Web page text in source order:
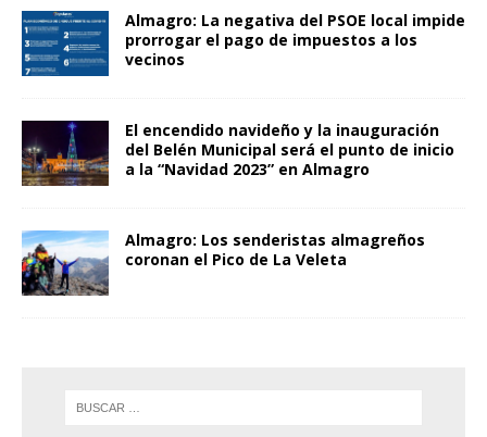
Almagro: La negativa del PSOE local impide
prorrogar el pago de impuestos a los
vecinos
El encendido navideño y la inauguración
del Belén Municipal será el punto de inicio
a la “Navidad 2023” en Almagro
Almagro: Los senderistas almagreños
coronan el Pico de La Veleta